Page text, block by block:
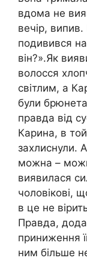
вдома не
вечір,
подивився
він?».Як
волосся
світлим, а
були
правда від
Карина, в
захлиснули.
можна –
виявилася
чоловікові,
в це не
Правда,
приниження
ним більше